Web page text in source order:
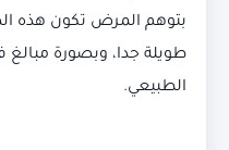
بتوهم المرض تكون هذه
طويلة جدا، وبصورة مبالغ
الطبيعي.